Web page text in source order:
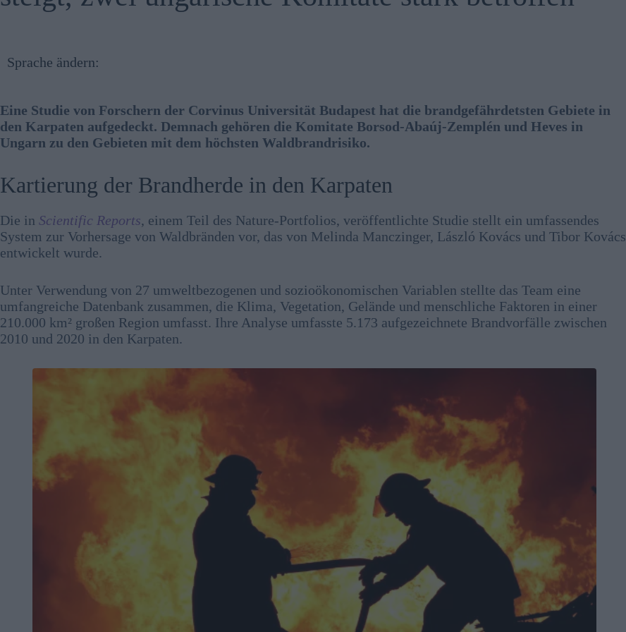
Sprache ändern:
Eine Studie von Forschern der Corvinus Universität Budapest hat die brandgefährdetsten Gebiete in
den Karpaten aufgedeckt. Demnach gehören die Komitate Borsod-Abaúj-Zemplén und Heves in
Ungarn zu den Gebieten mit dem höchsten Waldbrandrisiko.
Kartierung der Brandherde in den Karpaten
Die in Scientific Reports, einem Teil des Nature-Portfolios, veröffentlichte Studie stellt ein umfassendes
System zur Vorhersage von Waldbränden vor, das von Melinda Manczinger, László Kovács und Tibor Kovács
entwickelt wurde.
Unter Verwendung von 27 umweltbezogenen und sozioökonomischen Variablen stellte das Team eine
umfangreiche Datenbank zusammen, die Klima, Vegetation, Gelände und menschliche Faktoren in einer
210.000 km² großen Region umfasst. Ihre Analyse umfasste 5.173 aufgezeichnete Brandvorfälle zwischen
2010 und 2020 in den Karpaten.